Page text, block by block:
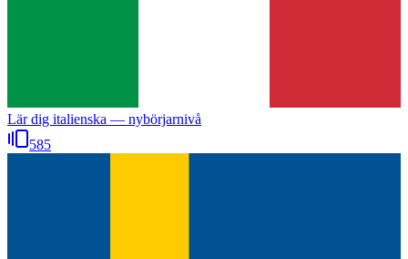
Lär dig italienska — nybörjarnivå
585